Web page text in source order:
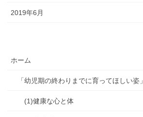
2019年6月
ホーム
「幼児期の終わりまでに育ってほしい姿
(1)健康な心と体